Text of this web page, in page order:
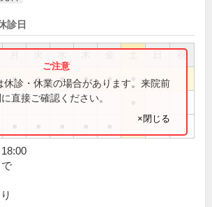
診日
祝
● ● ● ● ●
休診・休業の場合があります。来院前
直接ご確認ください。
×閉じる